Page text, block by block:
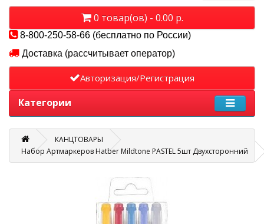
0 товар(ов) - 0.00 р.
8-800-250-58-66 (бесплатно по России)
Доставка (рассчитывает оператор)
Авторизация/Регистрация
Категории
КАНЦТОВАРЫ
Набор Артмаркеров Hatber Mildtone PASTEL 5шт Двухсторонний